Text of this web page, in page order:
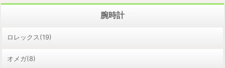
腕時計
ロレックス(19)
オメガ(8)